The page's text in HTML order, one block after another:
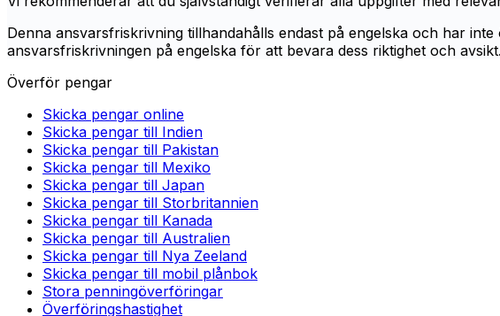
Denna ansvarsfriskrivning tillhandahålls endast på engelska och har
ansvarsfriskrivningen på engelska för att bevara dess riktighet och avsikt.
Överför pengar
Skicka pengar online
Skicka pengar till Indien
Skicka pengar till Pakistan
Skicka pengar till Mexiko
Skicka pengar till Japan
Skicka pengar till Storbritannien
Skicka pengar till Kanada
Skicka pengar till Australien
Skicka pengar till Nya Zeeland
Skicka pengar till mobil plånbok
Stora penningöverföringar
Överföringshastighet